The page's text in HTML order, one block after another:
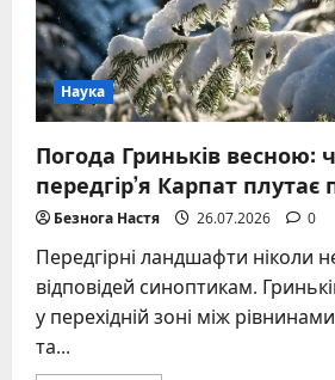
Наука
Погода Гриньків весною:
передгір’я Карпат плутає
Безнога Настя 26.07.2026 0
Передгірні ландшафти ніколи
відповідей синоптикам.
у перехідній зоні між
та...